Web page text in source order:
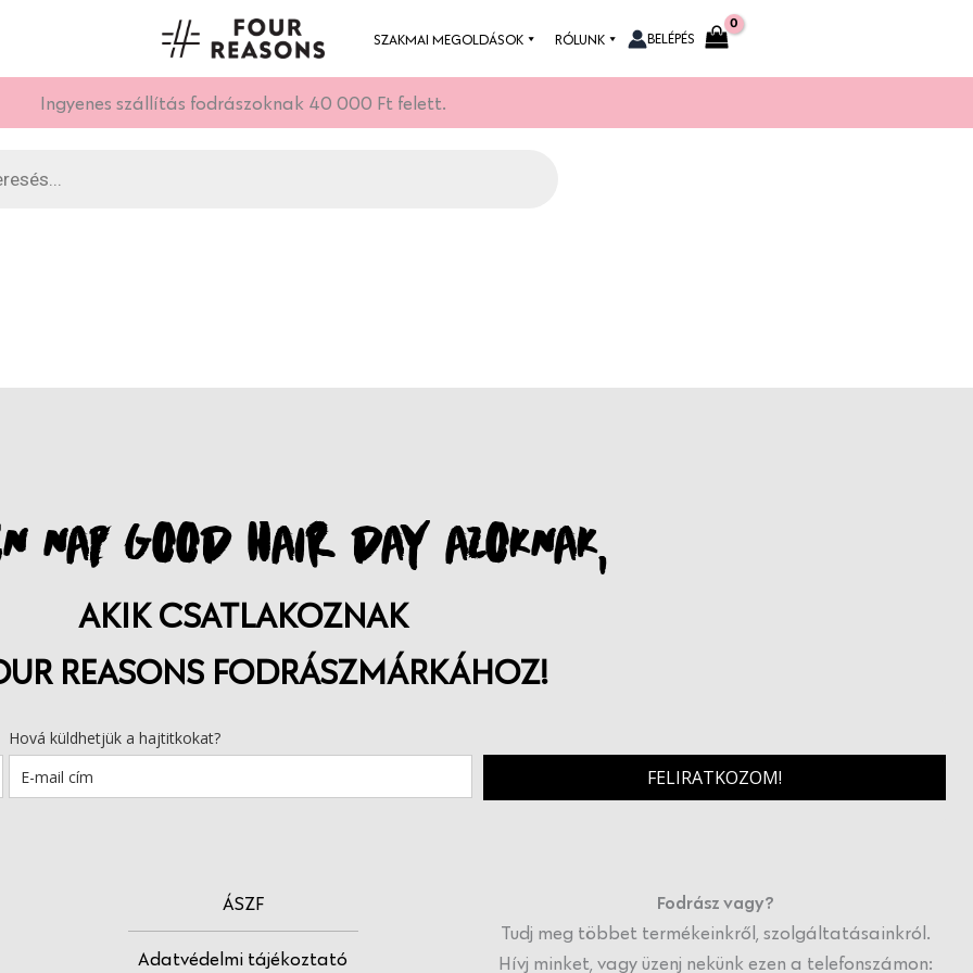
SZAKMAI MEGOLDÁSOK RÓLUNK BELÉPÉS
Ingyenes szállítás fodrászoknak 40 000 Ft felett.
NAP GOOD HAIR DAY AZOKNAK,
AKIK CSATLAKOZNAK
REASONS FODRÁSZMÁRKÁHOZ!
Hová küldhetjük a hajtitkokat?
FELIRATKOZOM!
ÁSZF
Adatvédelmi tájékoztató
Fodrász vagy?
Tudj meg többet termékeinkről, szolgáltatásainkról.
Hívj minket, vagy üzenj nekünk ezen a telefonszámon: